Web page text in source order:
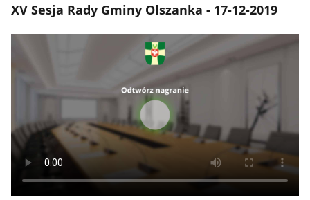
XV Sesja Rady Gminy Olszanka - 17-12-2019